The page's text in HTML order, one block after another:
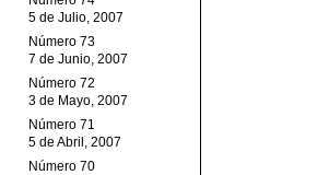
5 de Julio, 2007
Número 73
7 de Junio, 2007
Número 72
3 de Mayo, 2007
Número 71
5 de Abril, 2007
Número 70